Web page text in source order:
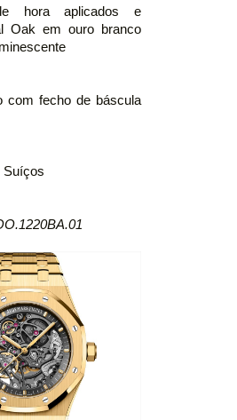
hora aplicados e
Oak em ouro branco
com fecho de báscula
Suíços